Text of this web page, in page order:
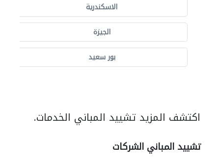
الاسكندرية
الجيزة
بور سعيد
اكتشف المزيد تشييد المباني الخدمات.
تشييد المباني الشركات